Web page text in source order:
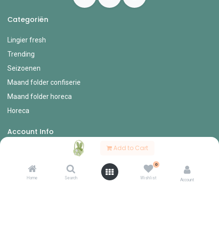
Add to Cart
Home Search
0
Wishlist Account
Categoriën
Lingier fresh
Trending
Seizoenen
Maand folder confiserie
Maand folder horeca
Horeca
Account Info
Bestel formulieren
Verlanglijst